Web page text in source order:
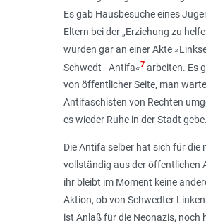
Es gab Hausbesuche eines
Eltern bei der „Erziehung zu
würden gar an einer Akte »
Schwedt - Antifa«7arbeiten. Es
von öffentlicher Seite, man
Antifaschisten von Rechten
es wieder Ruhe in der Stadt gebe.
Die Antifa selber hat sich für die
vollständig aus der öffentlichen
ihr bleibt im Moment keine
Aktion, ob von Schwedter
ist Anlaß für die Neonazis, noch